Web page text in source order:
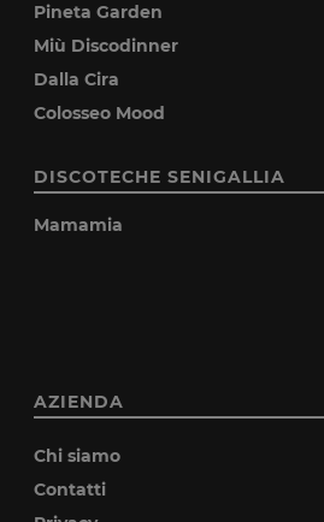
Pineta Garden
Miù Discodinner
Dalla Cira
Colosseo Mood
DISCOTECHE SENIGALLIA
Mamamia
AZIENDA
Chi siamo
Contatti